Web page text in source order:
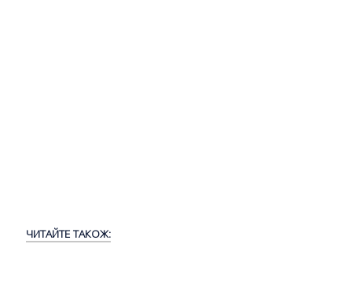
ЧИТАЙТЕ ТАКОЖ: